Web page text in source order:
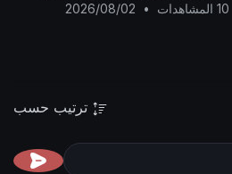
10 المشاهدات
•
2026/08/02
ترتيب حسب